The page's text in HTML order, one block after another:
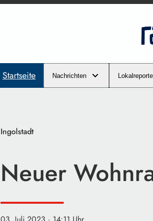
Startseite Nachrichten
Ingolstadt
Neuer